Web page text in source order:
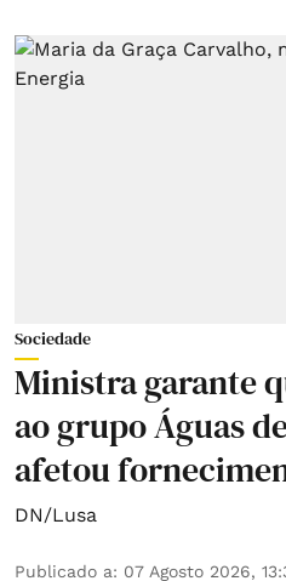
Sociedade
Ministra garante
ao grupo Águas
afetou
DN/Lusa
Publicado a: 07 Agosto 2026,